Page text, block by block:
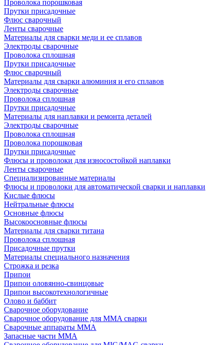
Проволока порошковая
Прутки присадочные
Флюс сварочный
Ленты сварочные
Материалы для сварки меди и ее сплавов
Электроды сварочные
Проволока сплошная
Прутки присадочные
Флюс сварочный
Материалы для сварки алюминия и его сплавов
Электроды сварочные
Проволока сплошная
Прутки присадочные
Материалы для наплавки и ремонта деталей
Электроды сварочные
Проволока сплошная
Проволока порошковая
Прутки присадочные
Флюсы и проволоки для износостойкой наплавки
Ленты сварочные
Специализированные материалы
Флюсы и проволоки для автоматической сварки и наплавки
Кислые флюсы
Нейтральные флюсы
Основные флюсы
Высокоосновные флюсы
Материалы для сварки титана
Проволока сплошная
Присадочные прутки
Материалы специального назначения
Строжка и резка
Припои
Припои оловянно-свинцовые
Припои высокотехнологичные
Олово и баббит
Сварочное оборудование
Сварочное оборудование для MMA сварки
Сварочные аппараты MMA
Запасные части MMA